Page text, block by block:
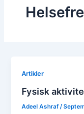
Artikler
Fysisk
Adeel Ashraf /